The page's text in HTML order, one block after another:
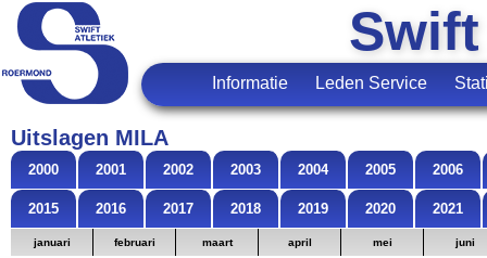
Informatie Leden Service
Uitslagen MILA
2000 2001 2002 2003 2004 2005 2006
2015 2016 2017 2018 2019 2020 2021
januari februari maart april mei juni